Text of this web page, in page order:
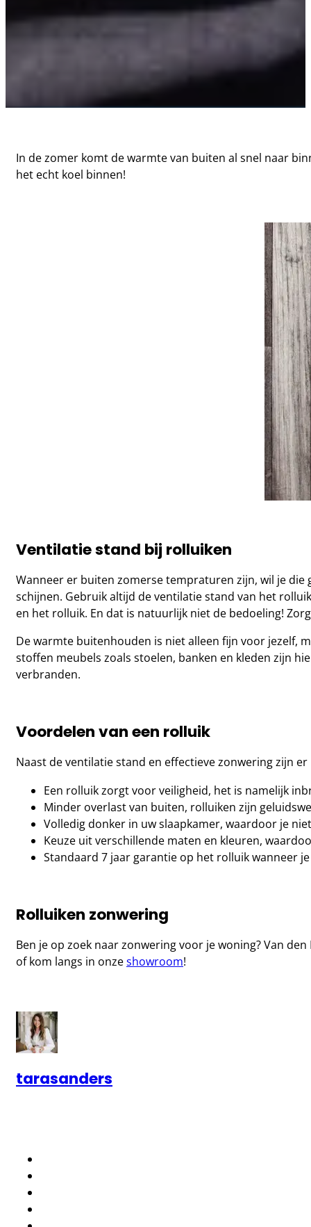
In de zomer komt de warmte van buiten al snel naar
het echt koel binnen!
Ventilatie stand bij rolluiken
Wanneer er buiten zomerse tempraturen zijn, wil je
schijnen. Gebruik altijd de ventilatie stand van het
en het rolluik. En dat is natuurlijk niet de bedoeling!
De warmte buitenhouden is niet alleen fijn voor jezelf,
stoffen meubels zoals stoelen, banken en kleden zijn
verbranden.
Voordelen van een rolluik
Naast de ventilatie stand en effectieve zonwering zijn
Een rolluik zorgt voor veiligheid, het is namelijk
Minder overlast van buiten, rolluiken zijn
Volledig donker in uw slaapkamer, waardoor je
Keuze uit verschillende maten en kleuren,
Standaard 7 jaar garantie op het rolluik wanneer
Rolluiken zonwering
Ben je op zoek naar zonwering voor je woning? Van
of kom langs in onzeshowroom!
tarasanders